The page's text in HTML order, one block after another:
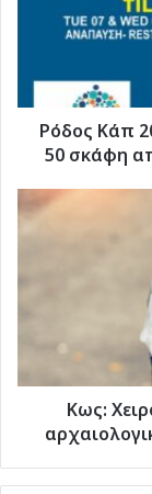
ιστιοπλοϊκός
θεσμός
σκάφη
από
ξεκινά
στις
Ρόδος Κάπ
50 σκάφη
Κως:
Χειροπέδες
υπάλληλο
σε
ιδιοκτήτη
μπαρ
Κως: